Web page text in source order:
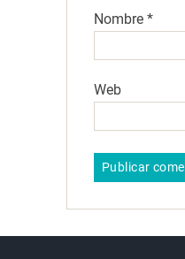
Nombre *
Web